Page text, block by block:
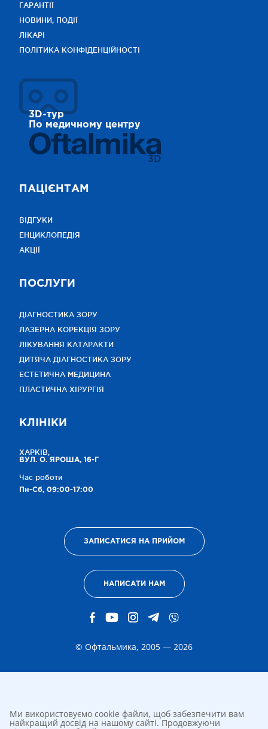
ГАРАНТІЇ
НОВИНИ, ПОДІЇ
ЛІКАРІ
ПОЛІТИКА КОНФІДЕНЦІЙНОСТІ
3D-тур
По медичному центру
3D
ПАЦІЄНТАМ
ВІДГУКИ
ЕНЦИКЛОПЕДІЯ
АКЦІЇ
ПОСЛУГИ
ДІАГНОСТИКА ЗОРУ
ЛАЗЕРНА КОРЕКЦІЯ ЗОРУ
ЛІКУВАННЯ КАТАРАКТИ
ДИТЯЧА ДІАГНОСТИКА ЗОРУ
ЕСТЕТИЧНА МЕДИЦИНА
ПЛАСТИЧНА ХІРУРГІЯ
КЛІНІКИ
ХАРКІВ,
ВУЛ. О. ЯРОША, 16-Г
Час роботи
Пн-Сб, 09:00-17:00
ЗАПИСАТИСЯ НА ПРИЙОМ
НАПИСАТИ НАМ
© Офтальмика, 2005 — 2026
Ми використовуємо cookie файли, щоб забезпечити вам
найкращий досвід на нашому сайті. Продовжуючи